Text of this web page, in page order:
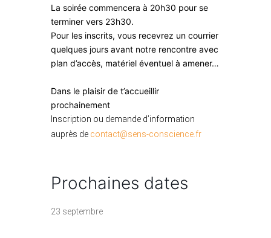
La soirée commencera à 20h30 pour se
terminer vers 23h30.
Pour les inscrits, vous recevrez un courrier
quelques jours avant notre rencontre avec
plan d’accès, matériel éventuel à amener…
Dans le plaisir de t’accueillir
prochainement
Inscription ou demande d’information
auprès de contact@sens-conscience.fr
Prochaines dates
23 septembre